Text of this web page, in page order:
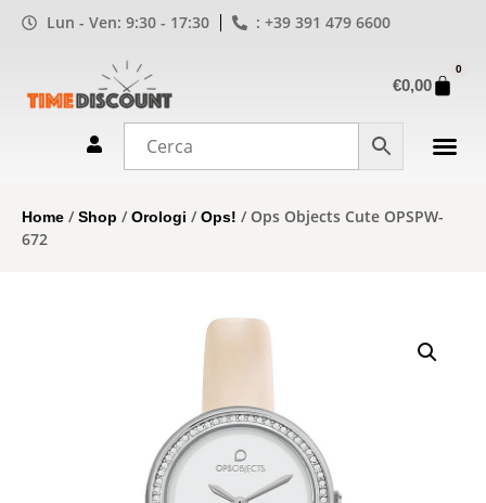
Lun - Ven: 9:30 - 17:30 : +39 391 479 6600
€0,00
0
Home /Shop /Orologi /Ops! / Ops Objects Cute OPSPW-
672